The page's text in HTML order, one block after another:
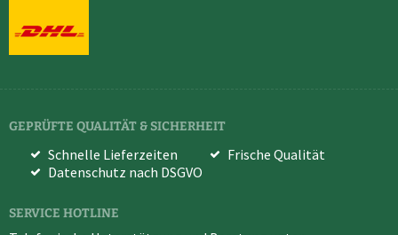
GEPRÜFTE QUALITÄT & SICHERHEIT
Schnelle Lieferzeiten
Frische Qualität
Datenschutz nach DSGVO
SERVICE HOTLINE